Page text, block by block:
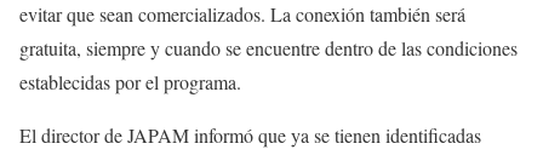
evitar que sean comercializados. La conexión también será
gratuita, siempre y cuando se encuentre dentro de las condiciones
establecidas por el programa.
El director de JAPAM informó que ya se tienen identificadas